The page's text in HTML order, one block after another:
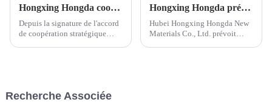
Hongxing Hongda coopère avec Keshun Waterproof Technology Co., Ltd pour apporter un nouvel avenir à l'industrie
Depuis la signature de l'accord
de coopération stratégique
Hongxing Hongda prévoit d'investir 1,6 milliard de yuans pour construire une nouvelle usine de production d'émulsion d'une capacité de production de 510 000 tonnes par an.
Hubei Hongxing Hongda New
Materials Co., Ltd. prévoit
Recherche Associée